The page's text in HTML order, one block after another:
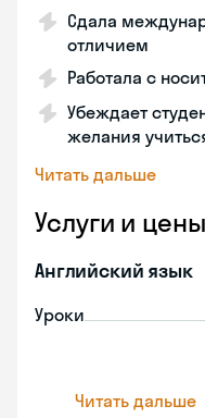
Сдала
отличием
Работала с
Убеждает
желания
Читать дальше
Услуги и цены
Английский язык
Уроки
Читать дальше